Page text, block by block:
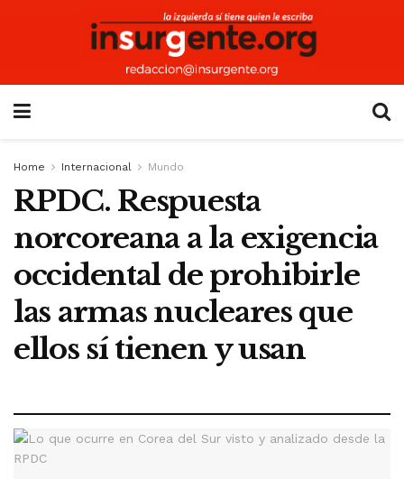
Home Internacional Mundo
RPDC. Respuesta
norcoreana a la exigencia
occidental de prohibirle
las armas nucleares que
ellos sí tienen y usan